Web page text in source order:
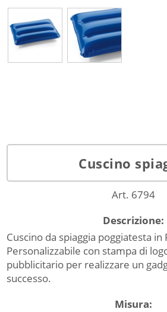
Cuscino
Art. 6794
Descrizione:
Cuscino da spiaggia poggiatesta in
Personalizzabile con stampa di
pubblicitario per realizzare un
successo.
Misura: